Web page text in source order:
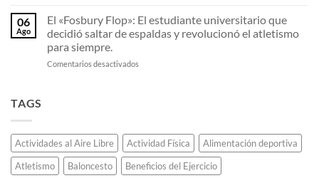
la
llama
olímpica
que
zapatillas
fibra
carbono
de
maratón.
U
Sampaoli
2011:
al
continente.
06
Ago
El «Fosbury Flop»: El estudiante universitario que
decidió saltar de espaldas y revolucionó el atletismo
para siempre.
Comentarios desactivados
universitario
que
decidió
saltar
TAGS
Actividades al Aire Libre Actividad Física
Alimentación deportiva
Atletismo
Baloncesto
Beneficios del Ejercicio